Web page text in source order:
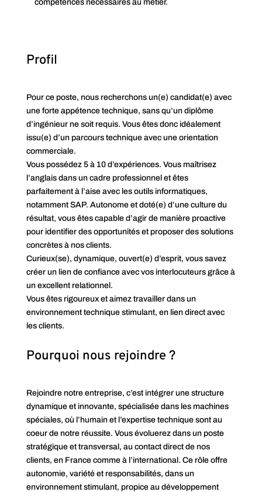
compétences nécessaires au métier.
Profil
Pour ce poste, nous recherchons un(e) candidat(e) avec
une forte appétence technique, sans qu’un diplôme
d’ingénieur ne soit requis. Vous êtes donc idéalement
issu(e) d’un parcours technique avec une orientation
commerciale.
Vous possédez 5 à 10 d’expériences. Vous maîtrisez
l’anglais dans un cadre professionnel et êtes
parfaitement à l’aise avec les outils informatiques,
notamment SAP. Autonome et doté(e) d’une culture du
résultat, vous êtes capable d’agir de manière proactive
pour identifier des opportunités et proposer des solutions
concrètes à nos clients.
Curieux(se), dynamique, ouvert(e) d’esprit, vous savez
créer un lien de confiance avec vos interlocuteurs grâce à
un excellent relationnel.
Vous êtes rigoureux et aimez travailler dans un
environnement technique stimulant, en lien direct avec
les clients.
Pourquoi nous rejoindre ?
Rejoindre notre entreprise, c’est intégrer une structure
dynamique et innovante, spécialisée dans les machines
spéciales, où l’humain et l’expertise technique sont au
coeur de notre réussite. Vous évoluerez dans un poste
stratégique et transversal, au contact direct de nos
clients, en France comme à l’international. Ce rôle offre
autonomie, variété et responsabilités, dans un
environnement stimulant, propice au développement